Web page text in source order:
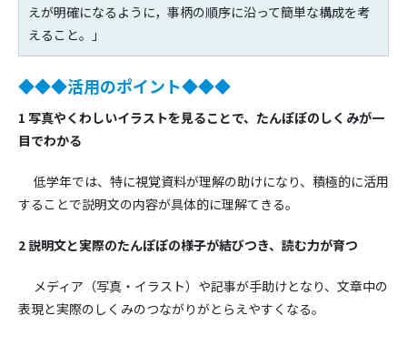
えが明確になるように，事柄の順序に沿って簡単な構成を考
えること。」
◆◆◆活用のポイント◆◆◆
1 写真やくわしいイラストを見ることで、たんぽぽのしくみが一
目でわかる
低学年では、特に視覚資料が理解の助けになり、積極的に活用
することで説明文の内容が具体的に理解てきる。
2説明文と実際のたんぽぽの様子が結びつき、読む力が育つ
メディア（写真・イラスト）や記事が手助けとなり、文章中の
表現と実際のしくみのつながりがとらえやすくなる。